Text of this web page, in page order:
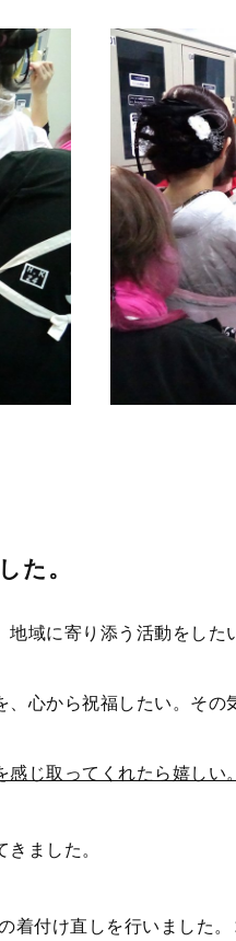
た。
域に寄り添う活動をした
心から祝福したい。そ
じ取ってくれたら嬉しい。
ました。
付け直しを行いました